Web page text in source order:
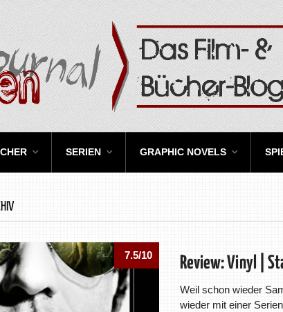
SERIEN GRAPHIC NOVELS
7.5/10 Review: Vinyl |
Weil schon wieder
wieder mit einer